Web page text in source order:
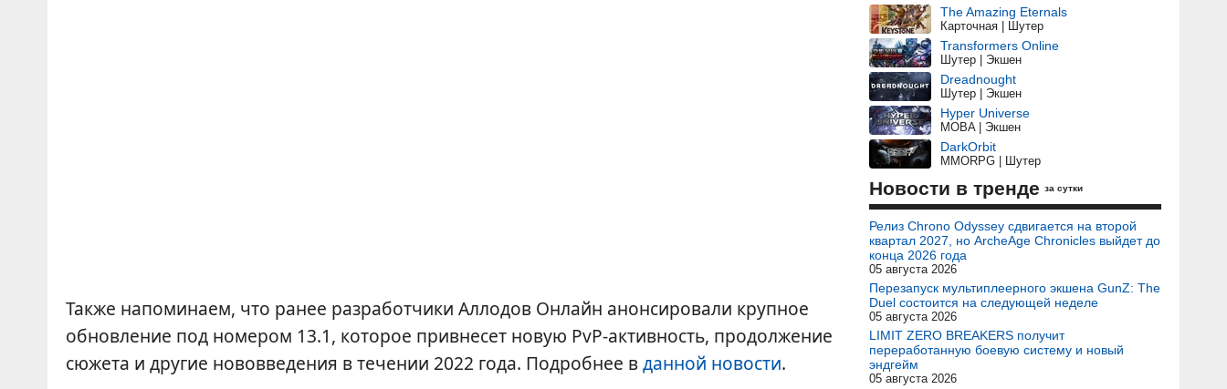
Также напоминаем, что ранее разработчики Аллодов Онлайн анонсировали крупное
обновление под номером 13.1, которое привнесет новую PvP-активность, продолжение
сюжета и другие нововведения в течении 2022 года. Подробнее вданной новости.
The Amazing Eternals
Карточная | Шутер
Transformers Online
Шутер | Экшен
Dreadnought
Шутер | Экшен
Hyper Universe
MOBA | Экшен
DarkOrbit
MMORPG | Шутер
Новости в тренде за сутки
Релиз Chrono Odyssey сдвигается на второй
квартал 2027, но ArcheAge Chronicles выйдет до
конца 2026 года
05 августа 2026
Перезапуск мультиплеерного экшена GunZ: The
Duel состоится на следующей неделе
05 августа 2026
LIMIT ZERO BREAKERS получит
переработанную боевую систему и новый
эндгейм
05 августа 2026